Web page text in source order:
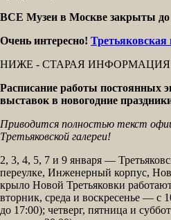
ВСЕ Музеи в Москве закрыты до
Очень интересно! Третьяковская
НИЖЕ - СТАРАЯ
Расписание работы постоянных
выставок в новогодние
Приводится полностью текст
Третьяковской галереи!
2, 3, 4, 5, 7 и 9 января —
переулке, Инженерный корпус,
крыло Новой Третьяковки
вторник, среда и воскресенье — с
до 17:00); четверг, пятница и